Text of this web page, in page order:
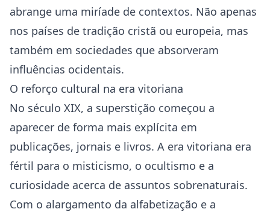
abrange uma miríade de contextos. Não apenas
nos países de tradição cristã ou europeia, mas
também em sociedades que absorveram
influências ocidentais.
O reforço cultural na era vitoriana
No século XIX, a superstição começou a
aparecer de forma mais explícita em
publicações, jornais e livros. A era vitoriana era
fértil para o misticismo, o ocultismo e a
curiosidade acerca de assuntos sobrenaturais.
Com o alargamento da alfabetização e a